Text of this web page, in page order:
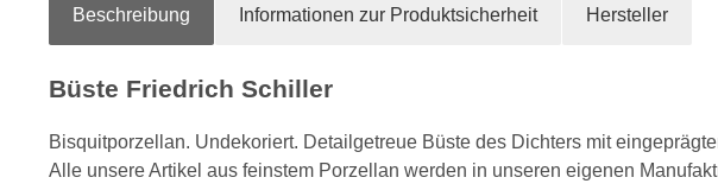
Beschreibung Informationen zur Produktsicherheit Hersteller
Büste Friedrich Schiller
Bisquitporzellan. Undekoriert. Detailgetreue Büste des Dichters mit
Alle unsere Artikel aus feinstem Porzellan werden in unseren eigenen